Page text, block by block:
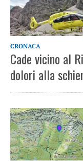
CRONACA
Cade vicino al
dolori alla